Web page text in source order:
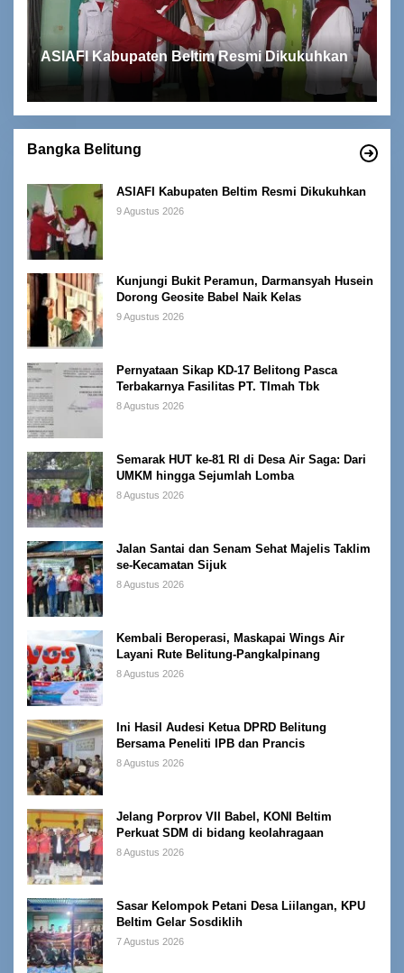
ASIAFI Kabupaten Beltim Resmi Dikukuhkan
Bangka Belitung
ASIAFI Kabupaten Beltim Resmi Dikukuhkan
9 Agustus 2026
Kunjungi Bukit Peramun, Darmansyah Husein
Dorong Geosite Babel Naik Kelas
9 Agustus 2026
Pernyataan Sikap KD-17 Belitong Pasca
Terbakarnya Fasilitas PT. TImah Tbk
8 Agustus 2026
Semarak HUT ke-81 RI di Desa Air Saga: Dari
UMKM hingga Sejumlah Lomba
8 Agustus 2026
Jalan Santai dan Senam Sehat Majelis Taklim
se-Kecamatan Sijuk
8 Agustus 2026
Kembali Beroperasi, Maskapai Wings Air
Layani Rute Belitung-Pangkalpinang
8 Agustus 2026
Ini Hasil Audesi Ketua DPRD Belitung
Bersama Peneliti IPB dan Prancis
8 Agustus 2026
Jelang Porprov VII Babel, KONI Beltim
Perkuat SDM di bidang keolahragaan
8 Agustus 2026
Sasar Kelompok Petani Desa Liilangan, KPU
Beltim Gelar Sosdiklih
7 Agustus 2026